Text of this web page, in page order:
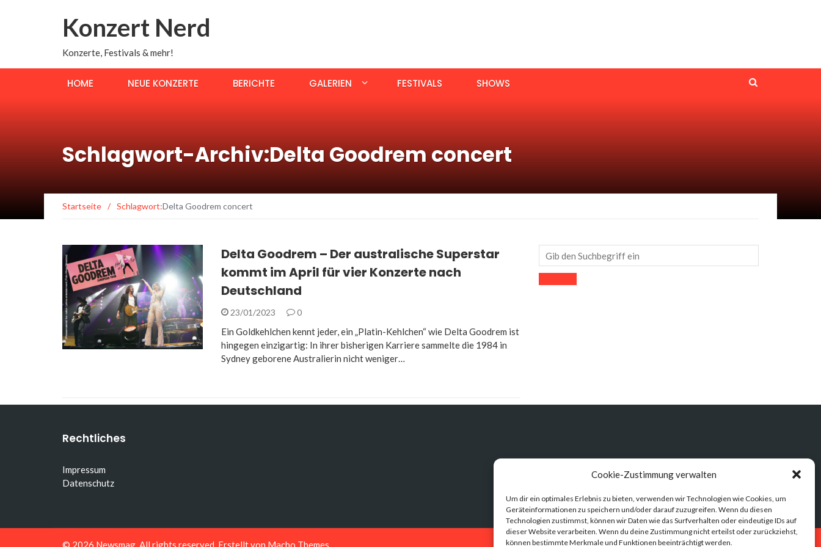
Cookie-Zustimmung verwalten
Um dir ein optimales Erlebnis zu bieten, verwenden wir Technologien wie Cookies, um
Geräteinformationen zu speichern und/oder darauf zuzugreifen. Wenn du diesen
Technologien zustimmst, können wir Daten wie das Surfverhalten oder eindeutige IDs auf
dieser Website verarbeiten. Wenn du deine Zustimmung nicht erteilst oder zurückziehst,
können bestimmte Merkmale und Funktionen beeinträchtigt werden.
Konzert Nerd
Konzerte, Festivals & mehr!
HOME NEUE KONZERTE BERICHTE GALERIEN FESTIVALS SHOWS
Schlagwort-Archiv:Delta Goodrem concert
Startseite / Schlagwort:Delta Goodrem concert
Delta Goodrem – Der australische Superstar
kommt im April für vier Konzerte nach
Deutschland
23/01/2023 0
Ein Goldkehlchen kennt jeder, ein „Platin-Kehlchen“ wie Delta Goodrem ist
hingegen einzigartig: In ihrer bisherigen Karriere sammelte die 1984 in
Sydney geborene Australierin nicht weniger…
Rechtliches
Impressum
Datenschutz
© 2026 Newsmag . All rights reserved. Erstellt von Macho Themes Datenschutz Impressum